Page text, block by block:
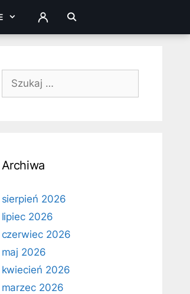
ZALOGUJ
Szukaj:
Archiwa
sierpień 2026
lipiec 2026
czerwiec 2026
maj 2026
kwiecień 2026
marzec 2026